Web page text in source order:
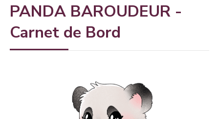
PANDA BAROUDEUR -
Carnet de Bord